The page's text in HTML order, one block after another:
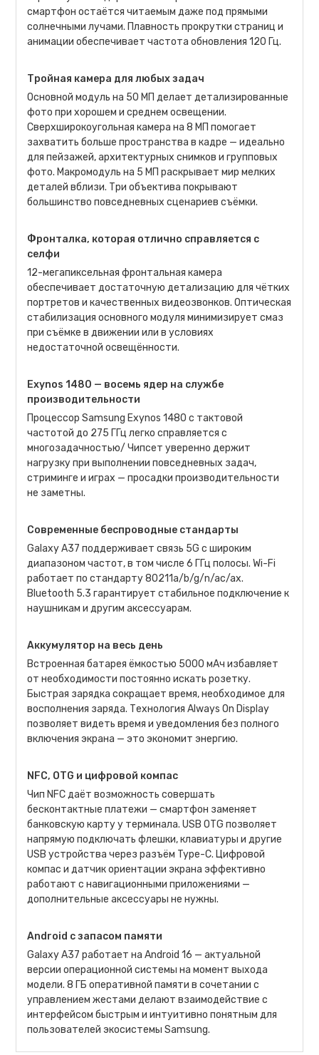
смартфон остаётся читаемым даже под прямыми
солнечными лучами. Плавность прокрутки страниц и
анимации обеспечивает частота обновления 120 Гц.
Тройная камера для любых задач
Основной модуль на 50 МП делает детализированные
фото при хорошем и среднем освещении.
Сверхширокоугольная камера на 8 МП помогает
захватить больше пространства в кадре — идеально
для пейзажей, архитектурных снимков и групповых
фото. Макромодуль на 5 МП раскрывает мир мелких
деталей вблизи. Три объектива покрывают
большинство повседневных сценариев съёмки.
Фронталка, которая отлично справляется с
селфи
12-мегапиксельная фронтальная камера
обеспечивает достаточную детализацию для чётких
портретов и качественных видеозвонков. Оптическая
стабилизация основного модуля минимизирует смаз
при съёмке в движении или в условиях
недостаточной освещённости.
Exynos 1480 — восемь ядер на службе
производительности
Процессор Samsung Exynos 1480 с тактовой
частотой до 275 ГГц легко справляется с
многозадачностью/ Чипсет уверенно держит
нагрузку при выполнении повседневных задач,
стриминге и играх — просадки производительности
не заметны.
Современные беспроводные стандарты
Galaxy A37 поддерживает связь 5G с широким
диапазоном частот, в том числе 6 ГГц полосы. Wi-Fi
работает по стандарту 80211a/b/g/n/ac/ax.
Bluetooth 5.3 гарантирует стабильное подключение к
наушникам и другим аксессуарам.
Аккумулятор на весь день
Встроенная батарея ёмкостью 5000 мАч избавляет
от необходимости постоянно искать розетку.
Быстрая зарядка сокращает время, необходимое для
восполнения заряда. Технология Always On Display
позволяет видеть время и уведомления без полного
включения экрана — это экономит энергию.
NFC, OTG и цифровой компас
Чип NFC даёт возможность совершать
бесконтактные платежи — смартфон заменяет
банковскую карту у терминала. USB OTG позволяет
напрямую подключать флешки, клавиатуры и другие
USB устройства через разъём Type-C. Цифровой
компас и датчик ориентации экрана эффективно
работают с навигационными приложениями —
дополнительные аксессуары не нужны.
Android с запасом памяти
Galaxy A37 работает на Android 16 — актуальной
версии операционной системы на момент выхода
модели. 8 ГБ оперативной памяти в сочетании с
управлением жестами делают взаимодействие с
интерфейсом быстрым и интуитивно понятным для
пользователей экосистемы Samsung.